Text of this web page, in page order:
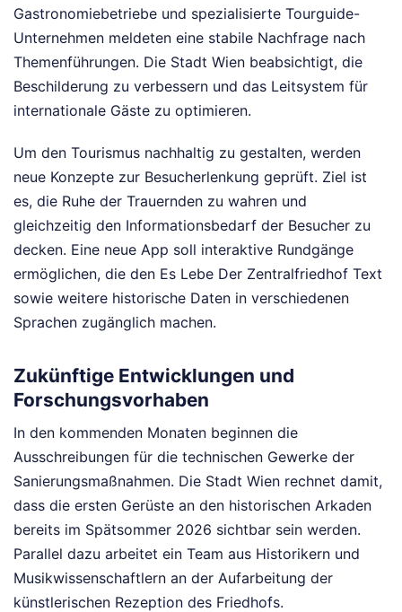
Gastronomiebetriebe und spezialisierte Tourguide-
Unternehmen meldeten eine stabile Nachfrage nach
Themenführungen. Die Stadt Wien beabsichtigt, die
Beschilderung zu verbessern und das Leitsystem für
internationale Gäste zu optimieren.
Um den Tourismus nachhaltig zu gestalten, werden
neue Konzepte zur Besucherlenkung geprüft. Ziel ist
es, die Ruhe der Trauernden zu wahren und
gleichzeitig den Informationsbedarf der Besucher zu
decken. Eine neue App soll interaktive Rundgänge
ermöglichen, die den Es Lebe Der Zentralfriedhof Text
sowie weitere historische Daten in verschiedenen
Sprachen zugänglich machen.
Zukünftige Entwicklungen und
Forschungsvorhaben
In den kommenden Monaten beginnen die
Ausschreibungen für die technischen Gewerke der
Sanierungsmaßnahmen. Die Stadt Wien rechnet damit,
dass die ersten Gerüste an den historischen Arkaden
bereits im Spätsommer 2026 sichtbar sein werden.
Parallel dazu arbeitet ein Team aus Historikern und
Musikwissenschaftlern an der Aufarbeitung der
künstlerischen Rezeption des Friedhofs.